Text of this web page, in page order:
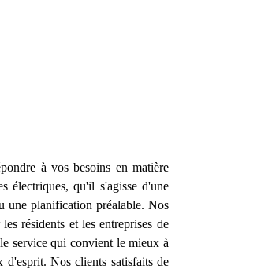
à vos besoins en matière
électriques, qu'il s'agisse d'une
une planification préalable. Nos
résidents et les entreprises de
service qui convient le mieux à
Nos clients satisfaits de